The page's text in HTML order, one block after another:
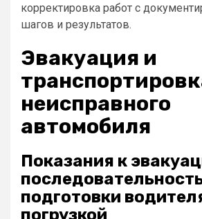
корректировка работ с
шагов и результатов.
Эвакуация и
неисправного
автомобиля
Показания к
подготовки
погрузкой